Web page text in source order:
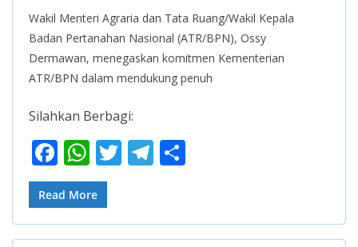
Wakil Menteri Agraria dan Tata Ruang/Wakil Kepala
Badan Pertanahan Nasional (ATR/BPN), Ossy
Dermawan, menegaskan komitmen Kementerian
ATR/BPN dalam mendukung penuh
Silahkan Berbagi:
F
ac
e
b
W
h
at
s
T
er
T
gr e
Read More